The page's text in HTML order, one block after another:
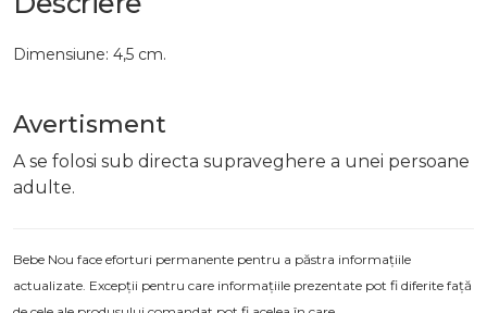
Dimensiune: 4,5 cm.
Avertisment
A se folosi sub directa supraveghere a unei persoane
adulte.
Bebe Nou face eforturi permanente pentru a păstra informațiile
actualizate. Excepții pentru care informațiile prezentate pot fi diferite față